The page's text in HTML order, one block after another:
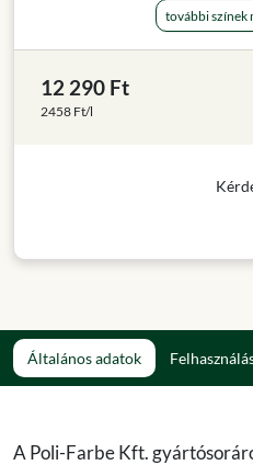
további színek
12 290 Ft
2458 Ft/l
Általános adatok
A Poli-Farbe Kft.